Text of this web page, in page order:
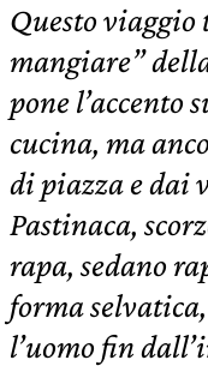
Questo viaggio
mangiare”
pone l’accento
cucina, ma
di piazza e dai
Pastinaca,
rapa, sedano
forma
l’uomo fin